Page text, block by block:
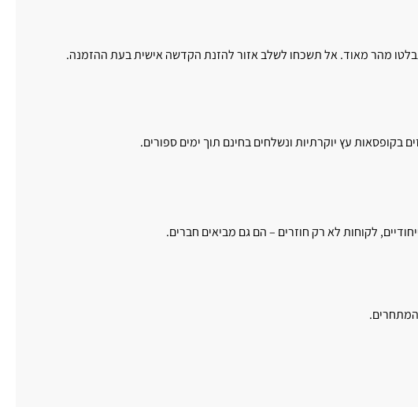
בקופסאות עץ יוקרתיות ונשלחים בחינם תוך ימים ספורים.
לקוחות לא רק חוזרים – הם גם מביאים חברים.
המתחרים.